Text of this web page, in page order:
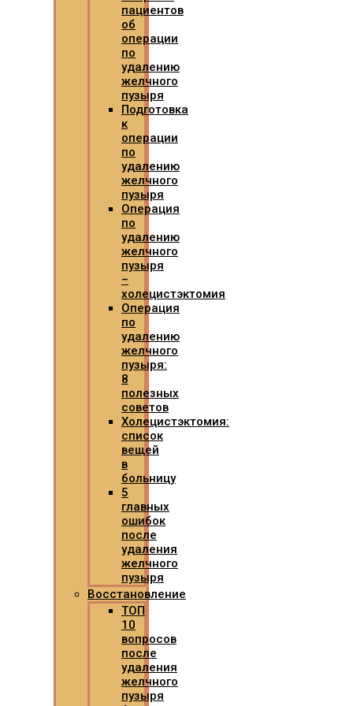
пациентов
об
операции
по
удалению
желчного
пузыря
Подготовка
к
операции
по
удалению
желчного
пузыря
Операция
по
удалению
желчного
пузыря
–
холецистэктомия
Операция
по
удалению
желчного
пузыря:
8
полезных
советов
Холецистэктомия:
список
вещей
в
больницу
5
главных
ошибок
после
удаления
желчного
пузыря
Восстановление
ТОП
10
вопросов
после
удаления
желчного
пузыря